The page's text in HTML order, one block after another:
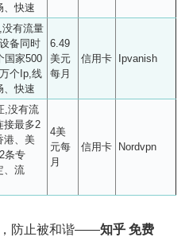
、快速
有流量
备同时
国家500
个Ip,线
、快速
6.49
美元
每月
信用卡 Ipvanish
,没有流
接最多2
港、美
条专
、流
4美
元每
月
信用卡 Nordvpn
，防止被和谐——知乎 免费